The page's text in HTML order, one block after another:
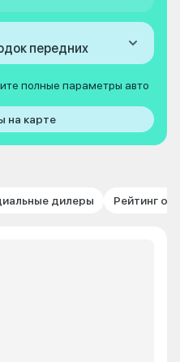
передних
полные параметры авто
на карте
дилеры Рейтинг